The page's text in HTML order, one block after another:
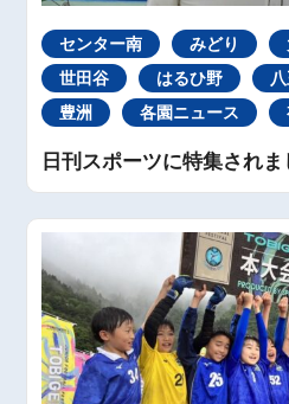
センター南 みどり
世田谷
はるひ野
豊洲
各園ニュース
日刊スポーツに特集されま